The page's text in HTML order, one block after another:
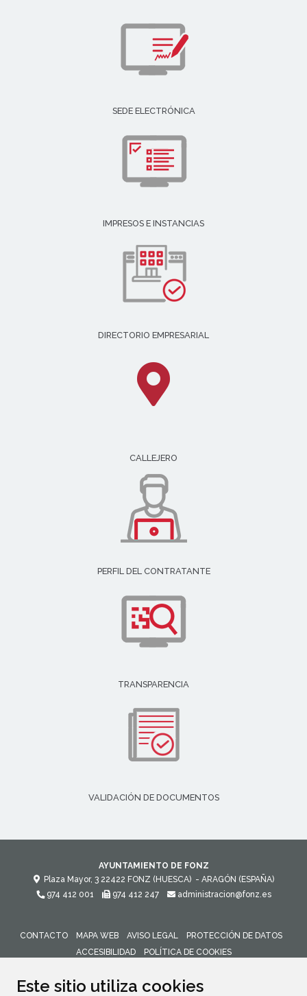
Este sitio utiliza cookies
SEDE ELECTRÓNICA
IMPRESOS E INSTANCIAS
DIRECTORIO EMPRESARIAL
CALLEJERO
PERFIL DEL CONTRATANTE
TRANSPARENCIA
VALIDACIÓN DE DOCUMENTOS
AYUNTAMIENTO DE FONZ
Plaza Mayor, 3 22422 FONZ (HUESCA) - ARAGÓN (ESPAÑA)
974 412 001
974 412 247 administracion@fonz.es
CONTACTO MAPA WEB AVISO LEGAL
PROTECCIÓN DE DATOS
ACCESIBILIDAD
POLÍTICA DE COOKIES